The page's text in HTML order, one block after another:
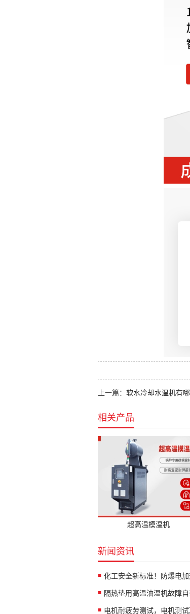
上一篇： 软水冷却水温机有
相关产品
超高温模温机
新闻资讯